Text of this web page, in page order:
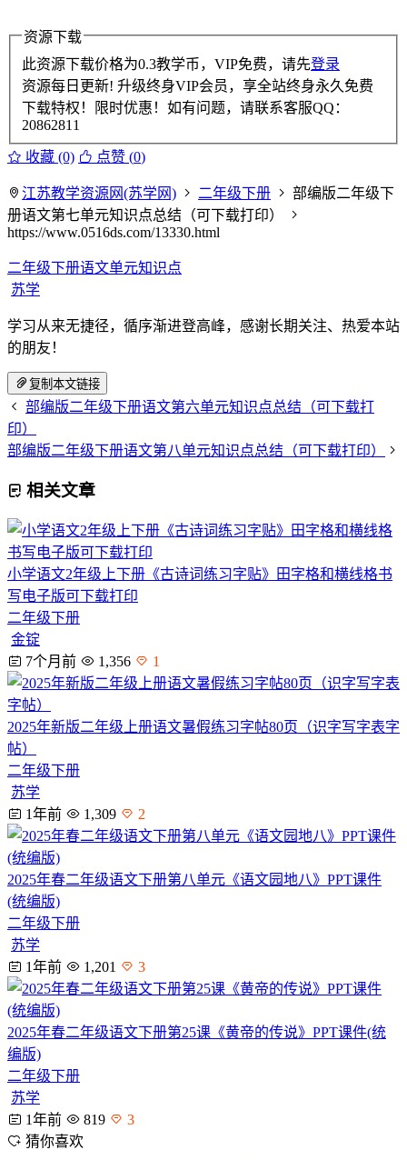
资源下载
此资源下载价格为0.3教学币，VIP免费，请先登录
资源每日更新! 升级终身VIP会员，享全站终身永久免费
下载特权！限时优惠！如有问题，请联系客服QQ：
20862811
收藏 (0) 点赞 (0)
江苏教学资源网(苏学网) 二年级下册
部编版二年级下
册语文第七单元知识点总结（可下载打印）
https://www.0516ds.com/13330.html
二年级下册语文单元知识点
苏学
学习从来无捷径，循序渐进登高峰，感谢长期关注、热爱本站
的朋友！
复制本文链接
部编版二年级下册语文第六单元知识点总结（可下载打
印）
部编版二年级下册语文第八单元知识点总结（可下载打印）
相关文章
小学语文2年级上下册《古诗词练习字贴》田字格和横线格书
写电子版可下载打印
二年级下册
金锭
7个月前
1,356 1
2025年新版二年级上册语文暑假练习字帖80页（识字写字表字
帖）
二年级下册
苏学
1年前
1,309 2
2025年春二年级语文下册第八单元《语文园地八》PPT课件
(统编版)
二年级下册
苏学
1年前
1,201 3
2025年春二年级语文下册第25课《黄帝的传说》PPT课件(统
编版)
二年级下册
苏学
1年前
819
3
猜你喜欢